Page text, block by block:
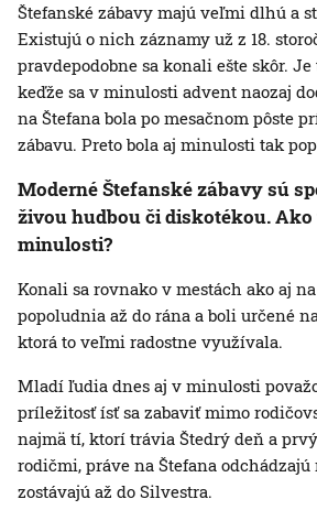
Štefanské zábavy majú veľmi dlhú a
Existujú o nich záznamy už z 18.
pravdepodobne sa konali ešte skôr.
keďže sa v minulosti advent naozaj
na Štefana bola po mesačnom pôste
zábavu. Preto bola aj minulosti tak
Moderné Štefanské zábavy sú
živou hudbou či diskotékou.
minulosti?
Konali sa rovnako v mestách ako aj
popoludnia až do rána a boli určené
ktorá to veľmi radostne využívala.
Mladí ľudia dnes aj v minulosti
príležitosť ísť sa zabaviť mimo
najmä tí, ktorí trávia Štedrý deň a
rodičmi, práve na Štefana
zostávajú až do Silvestra.